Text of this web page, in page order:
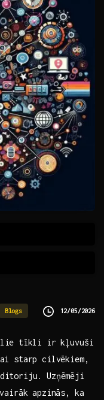
Blogs 12/05/2026
tīkli ir kļuvuši
starp cilvēkiem,
Uzņēmēji
apzinās, ka